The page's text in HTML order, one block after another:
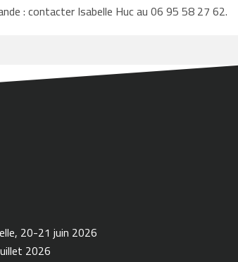
: contacter Isabelle Huc au 06 95 58 27 62.
20-21 juin 2026
2026